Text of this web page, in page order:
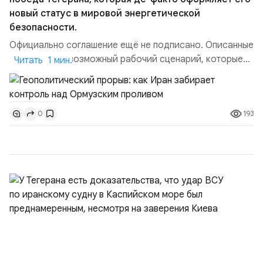
новый статус в мировой энергетической
безопасности.
Официально соглашение ещё не подписано. Описанные
пункты — это возможный рабочий сценарий, которые
скорее всего будут реализованы.Разбираем ключевые
тезисы и последствия этого соглашения:. 1. Новые
доли контроля (75 на 25). Было: Ранее Иран и Оман
контролировали пролив на паритетных началах —
50/50. Стало: Новое соглашение закрепляет за
Читать 1 мин.
0 193